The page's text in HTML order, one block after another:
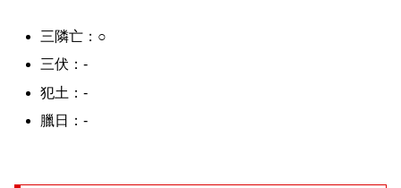
三隣亡：○
三伏：-
犯土：-
臘日：-